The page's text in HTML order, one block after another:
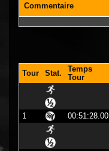
Commentaire
Tour Stat.
Temps
Tour
1
00:51:28.00